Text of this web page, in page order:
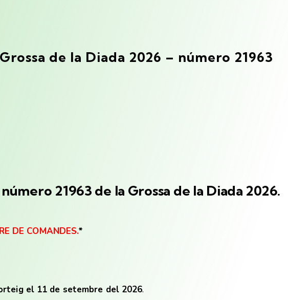
de la Diada 2026 – número 21963
21963 de la Grossa de la Diada 2026.
DE COMANDES.*
el 11 de setembre del 2026.